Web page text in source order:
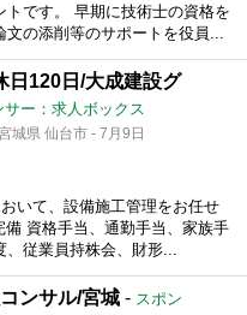
です。 早期に技術士の資格を
の添削等のサポートを役員...
日120日/大成建設グ
サー：求人ボックス
城県 仙台市 - 7月9日
いて、設備施工管理をお任せ
資格手当、通勤手当、家族手
従業員持株会、財形...
ンサル/宮城 - スポン